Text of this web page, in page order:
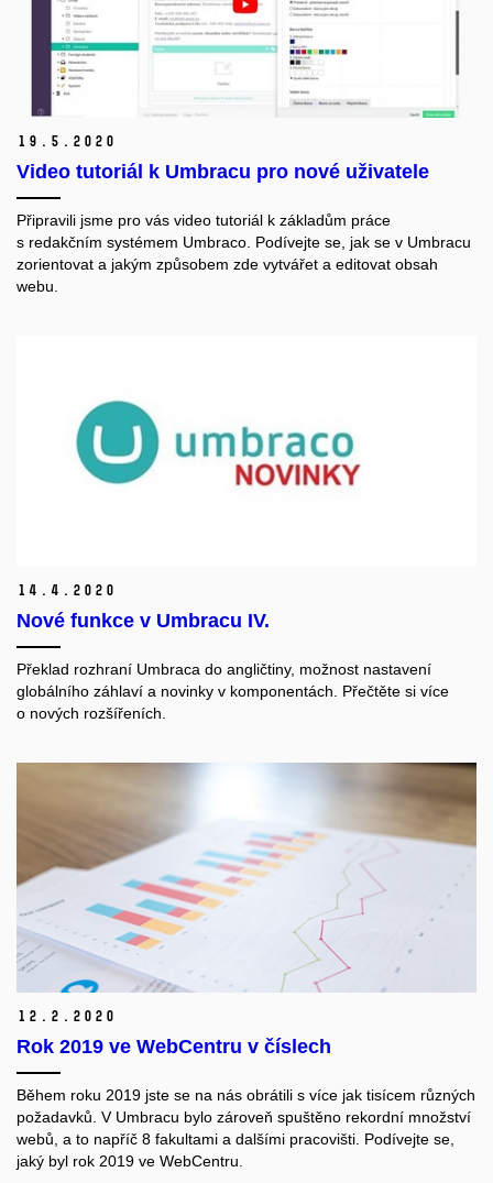
19. 5. 2020
Video tutoriál k Umbracu pro nové uživatele
Připravili jsme pro vás video tutoriál k základům práce
s redakčním systémem Umbraco. Podívejte se, jak se v Umbracu
zorientovat a jakým způsobem zde vytvářet a editovat obsah
webu.
14. 4. 2020
Nové funkce v Umbracu IV.
Překlad rozhraní Umbraca do angličtiny, možnost nastavení
globálního záhlaví a novinky v komponentách. Přečtěte si více
o nových rozšířeních.
12. 2. 2020
Rok 2019 ve WebCentru v číslech
Během roku 2019 jste se na nás obrátili s více jak tisícem různých
požadavků. V Umbracu bylo zároveň spuštěno rekordní množství
webů, a to napříč 8 fakultami a dalšími pracovišti. Podívejte se,
jaký byl rok 2019 ve WebCentru.